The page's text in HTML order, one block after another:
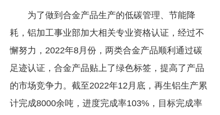
为了做到合金产品生产的低碳管理、节能降
耗，铝加工事业部加大相关专业资格认证，经过不
懈努力，2022年8月份，两类合金产品顺利通过碳
足迹认证，合金产品贴上了绿色标签，提高了产品
的市场竞争力。截至2022年12月底，再生铝生产累
计完成8000余吨，进度完成率103%，目标完成率